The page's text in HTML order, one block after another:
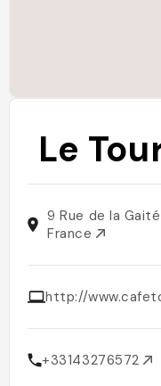
Le
9 Rue de la
France
http://
+33143276572